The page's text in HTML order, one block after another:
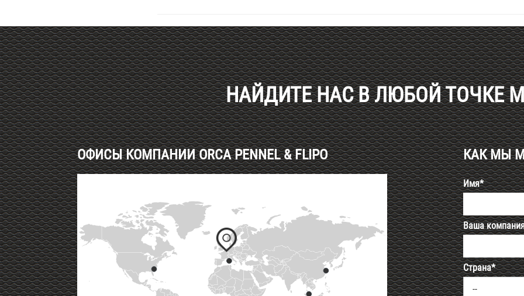
Haut de page
НАЙДИТЕ НАС В ЛЮБОЙ ТОЧКЕ
ОФИСЫ КОМПАНИИ ORCA PENNEL & FLIPO КАК МЫ
Имя*
Ваша
Страна*
--